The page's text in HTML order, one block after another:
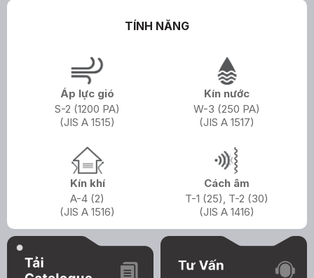
TÍNH NĂNG
Áp lực gió
S-2 (1200 PA)
(JIS A 1515)
Kín nước
W-3 (250 PA)
(JIS A 1517)
Kín khí
A-4 (2)
(JIS A 1516)
Cách âm
T-1 (25), T-2 (30)
(JIS A 1416)